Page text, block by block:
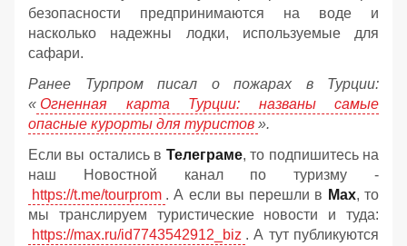
безопасности предпринимаются на воде и
насколько надежны лодки, используемые для
сафари.
Ранее Турпром писал о пожарах в Турции:
« Огненная карта Турции: названы самые
опасные курорты для туристов ».
Если вы остались в Телеграме, то подпишитесь на
наш Новостной канал по туризму -
https://t.me/tourprom . А если вы перешли в Мах, то
мы транслируем туристические новости и туда:
https://max.ru/id7743542912_biz . А тут публикуются